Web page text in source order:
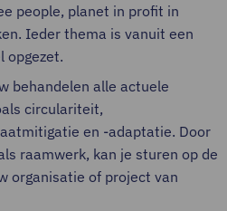
people, planet in profit in
Ieder thema is vanuit een
opgezet.
behandelen alle actuele
circulariteit,
en -adaptatie. Door
raamwerk, kan je sturen op de
organisatie of project van